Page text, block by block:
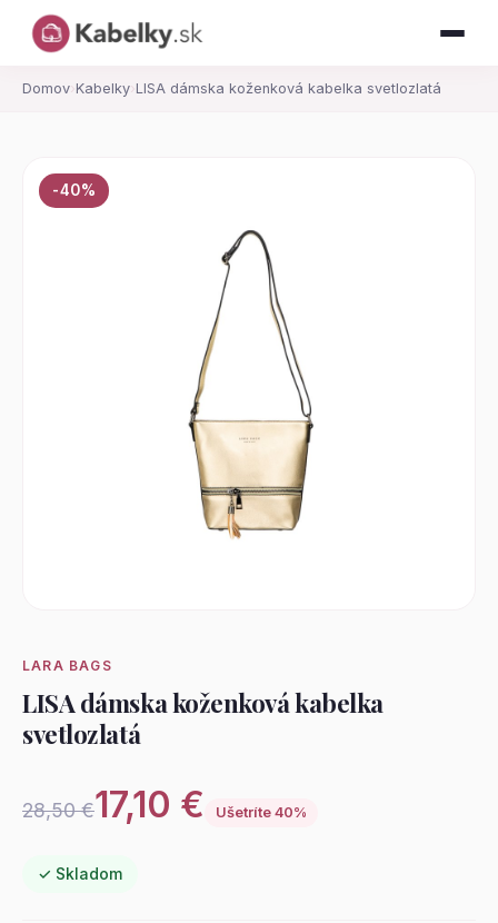
Domov› Kabelky› LISA dámska koženková kabelka svetlozlatá
-40%
LARA BAGS
LISA dámska koženková kabelka
svetlozlatá
28,50 €17,10 € Ušetríte 40%
✓ Skladom